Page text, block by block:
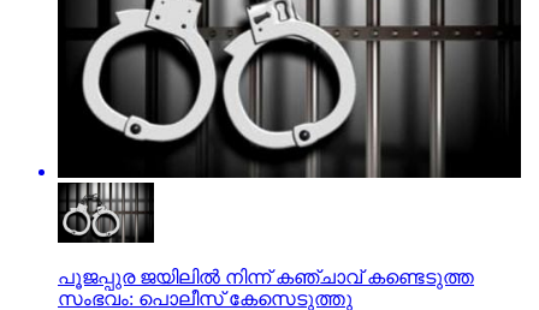
പൂജപ്പുര ജയിലില്‍ നിന്ന് കഞ്ചാവ് കണ്ടെടുത്ത
സംഭവം: പൊലീസ് കേസെടുത്തു